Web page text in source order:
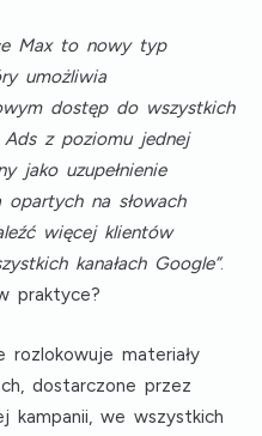
Max to nowy typ
umożliwia
dostęp do wszystkich
z poziomu jednej
jako uzupełnienie
na słowach
więcej klientów
kanałach Google”.
praktyce?
rozlokowuje materiały
dostarczone przez
kampanii, we wszystkich